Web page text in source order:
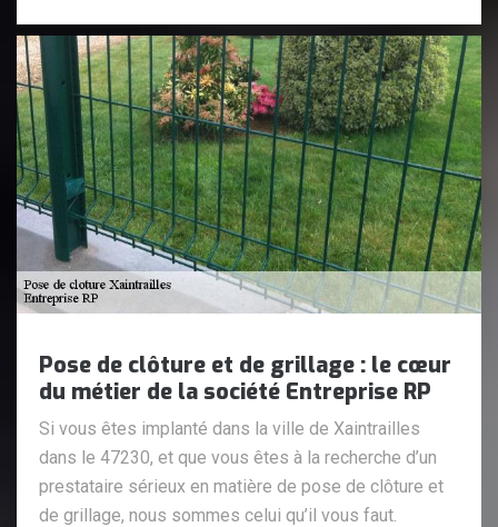
Pose de clôture et de grillage : le cœur
du métier de la société Entreprise RP
Si vous êtes implanté dans la ville de Xaintrailles
dans le 47230, et que vous êtes à la recherche d’un
prestataire sérieux en matière de pose de clôture et
de grillage, nous sommes celui qu’il vous faut.